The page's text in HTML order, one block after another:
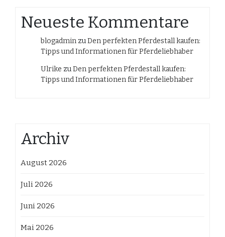
Neueste Kommentare
blogadmin zuDen perfekten Pferdestall kaufen:
Tipps und Informationen für Pferdeliebhaber
Ulrike zuDen perfekten Pferdestall kaufen:
Tipps und Informationen für Pferdeliebhaber
Archiv
August 2026
Juli 2026
Juni 2026
Mai 2026